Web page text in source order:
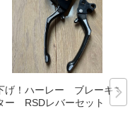
げ！ハーレー ブレーキマ
ー RSDレバーセット